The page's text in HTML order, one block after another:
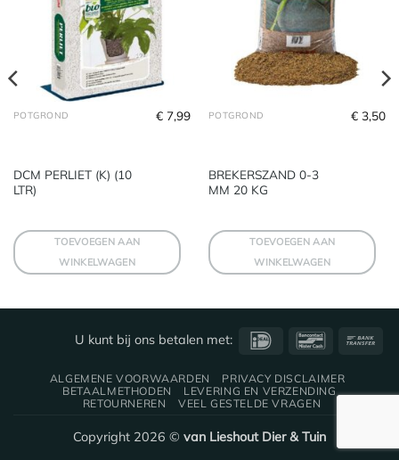
POTGROND
DCM PERLIET (K) (10
LTR)
€ 7,99
TOEVOEGEN AAN
WINKELWAGEN
POTGROND
BREKERSZAND 0-3
MM 20 KG
€ 3,50
TOEVOEGEN AAN
WINKELWAGEN
U kunt bij ons betalen met: IDeal Bancontact
ALGEMENE VOORWAARDEN
PRIVACY DISCLAIMER
BETAALMETHODEN
LEVERING EN VERZENDING
RETOURNEREN
VEEL GESTELDE VRAGEN
Copyright 2026 © van Lieshout Dier & Tuin